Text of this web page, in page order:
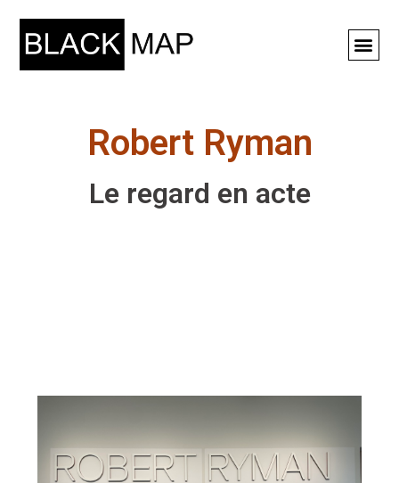
Robert Ryman
Le regard en acte